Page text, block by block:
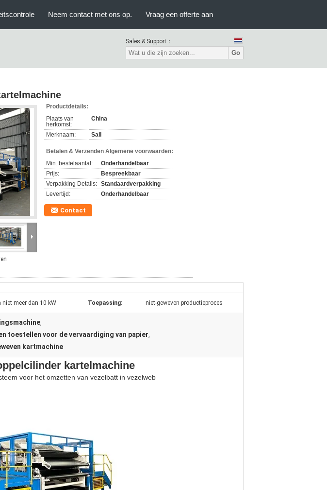
Neem contact met ons op. Vraag een offerte aan
Sales & Support：
Go
Productdetails:
Plaats van
herkomst:
China
Merknaam: Sail
Betalen & Verzenden Algemene voorwaarden:
Min. bestelaantal:
Onderhandelbaar
Prijs:
Bespreekbaar
Verpakking Details: Standaardverpakking
Levertijd:
Onderhandelbaar
Contact
niet meer dan 10 kW Toepassing: niet-geweven productieproces
,
toestellen voor de vervaardiging van papier,
kartmachine
kartelmachine
voor het omzetten van vezelbatt in vezelweb